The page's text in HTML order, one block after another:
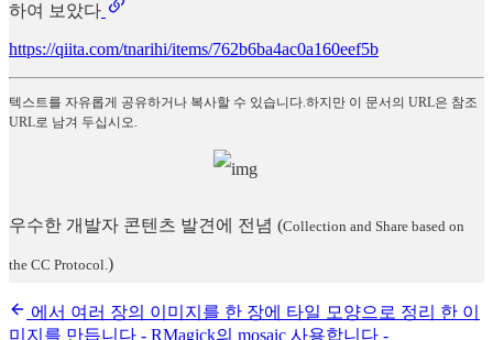
하여 보았다
https://qiita.com/tnarihi/items/762b6ba4ac0a160eef5b
텍스트를 자유롭게 공유하거나 복사할 수 있습니다.하지만 이 문서의 URL은 참조
URL로 남겨 두십시오.
우수한 개발자 콘텐츠 발견에 전념 (Collection and Share based on
the CC Protocol.)
에서 여러 장의 이미지를 한 장에 타일 모양으로 정리 한 이
미지를 만듭니다 - RMagick의 mosaic 사용합니다 -